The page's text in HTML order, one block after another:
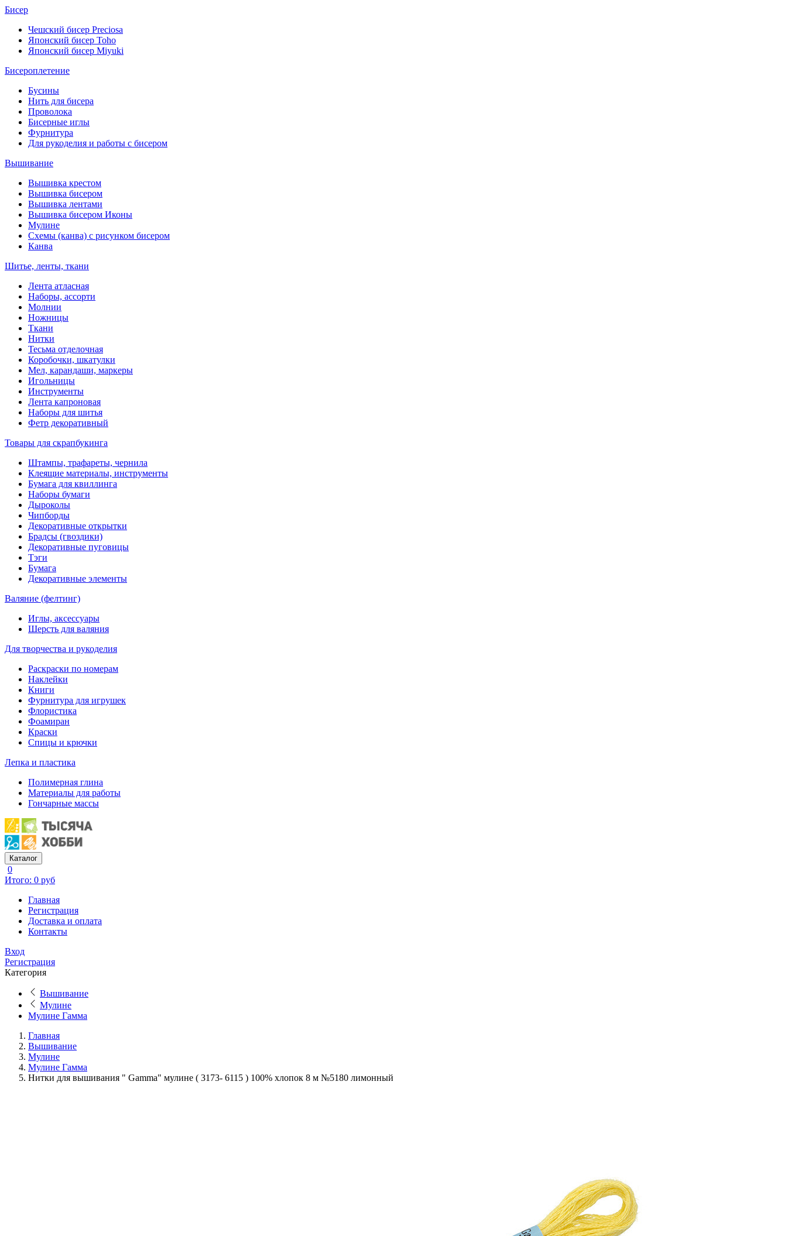
Бисер
Чешский бисер Preciosa
Японский бисер Toho
Японский бисер Miyuki
Бисероплетение
Бусины
Нить для бисера
Проволока
Бисерные иглы
Фурнитура
Для рукоделия и работы с бисером
Вышивание
Вышивка крестом
Вышивка бисером
Вышивка лентами
Вышивка бисером Иконы
Мулине
Схемы (канва) с рисунком бисером
Канва
Шитье, ленты, ткани
Лента атласная
Наборы, ассорти
Молнии
Ножницы
Ткани
Нитки
Тесьма отделочная
Коробочки, шкатулки
Мел, карандаши, маркеры
Игольницы
Инструменты
Лента капроновая
Наборы для шитья
Фетр декоративный
Товары для скрапбукинга
Штампы, трафареты, чернила
Клеящие материалы, инструменты
Бумага для квиллинга
Наборы бумаги
Дыроколы
Чипборды
Декоративные открытки
Брадсы (гвоздики)
Декоративные пуговицы
Тэги
Бумага
Декоративные элементы
Валяние (фелтинг)
Иглы, аксессуары
Шерсть для валяния
Для творчества и рукоделия
Раскраски по номерам
Наклейки
Книги
Фурнитура для игрушек
Флористика
Фоамиран
Краски
Спицы и крючки
Лепка и пластика
Полимерная глина
Материалы для работы
Гончарные массы
Каталог
0
Итого: 0 руб
Главная
Регистрация
Доставка и оплата
Контакты
Вход
Регистрация
Категория
Вышивание
Мулине
Мулине Гамма
Главная
Вышивание
Мулине
Мулине Гамма
Нитки для вышивания " Gamma" мулине ( 3173- 6115 ) 100% хлопок 8 м №5180 лимонный